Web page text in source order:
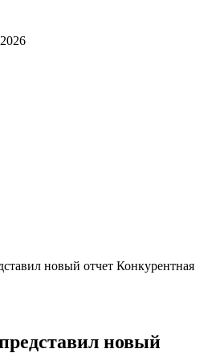
новый отчет Конкурентная
новый